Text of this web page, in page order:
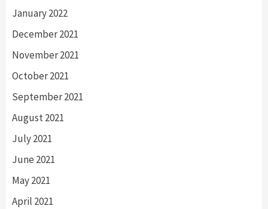
January 2022
December 2021
November 2021
October 2021
September 2021
August 2021
July 2021
June 2021
May 2021
April 2021